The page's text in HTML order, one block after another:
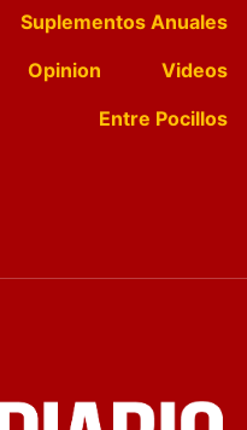
Suplementos Anuales
Opinion
Videos
Entre Pocillos